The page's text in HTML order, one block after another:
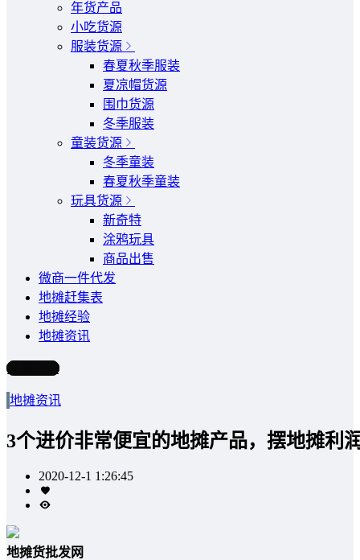
年货产品
小吃货源
服装货源
春夏秋季服装
夏凉帽货源
围巾货源
冬季服装
童装货源
冬季童装
春夏秋季童装
玩具货源
新奇特
涂鸦玩具
商品出售
微商一件代发
地摊赶集表
地摊经验
地摊资讯
写文章
地摊资讯
3个进价非常便宜的地摊产品，摆地摊利
2020-12-1 1:26:45
地摊货批发网